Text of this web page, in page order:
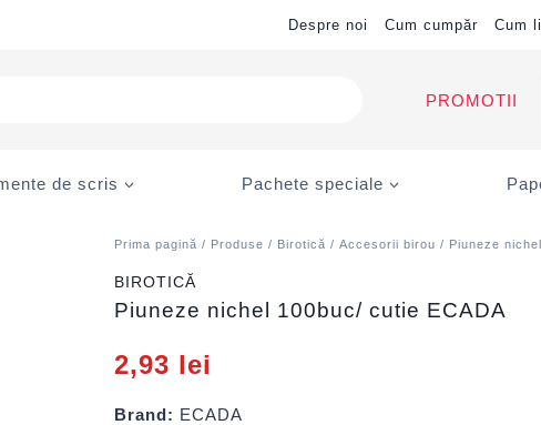
Despre noi Cum cumpăr Cum
PROMOTII
de scris Pachete speciale
Prima pagină / Produse / Birotică /Accesorii birou / Piuneze
BIROTICĂ
Piuneze nichel 100buc/ cutie ECADA
2,93 lei
Brand: ECADA